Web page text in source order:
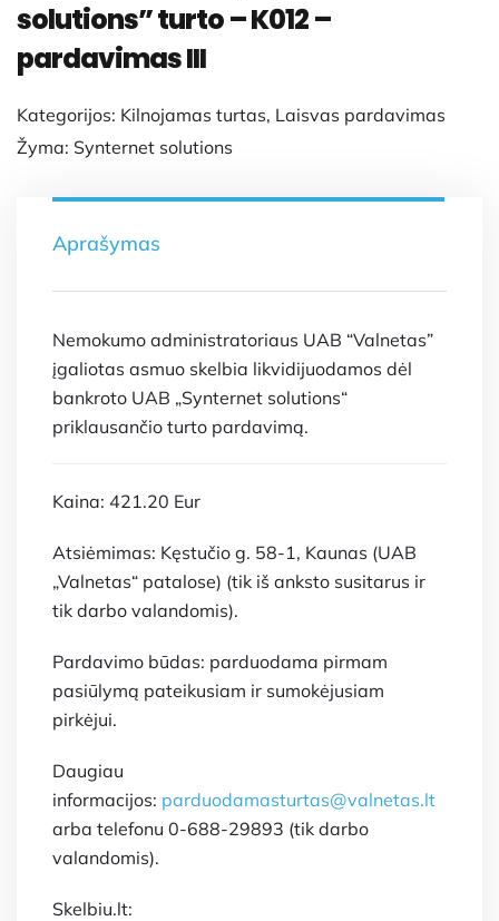
solutions” turto – K012 –
pardavimas III
Kategorijos: Kilnojamas turtas, Laisvas pardavimas
Žyma: Synternet solutions
Aprašymas
Nemokumo administratoriaus UAB “Valnetas”
įgaliotas asmuo skelbia likvidijuodamos dėl
bankroto UAB „Synternet solutions“
priklausančio turto pardavimą.
Kaina: 421.20 Eur
Atsiėmimas: Kęstučio g. 58-1, Kaunas (UAB
„Valnetas“ patalose) (tik iš anksto susitarus ir
tik darbo valandomis).
Pardavimo būdas: parduodama pirmam
pasiūlymą pateikusiam ir sumokėjusiam
pirkėjui.
Daugiau
informacijos: parduodamasturtas@valnetas.lt
arba telefonu 0-688-29893 (tik darbo
valandomis).
Skelbiu.lt: